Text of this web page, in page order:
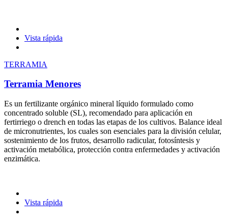
Vista rápida
TERRAMIA
Terramia Menores
Es un fertilizante orgánico mineral líquido formulado como
concentrado soluble (SL), recomendado para aplicación en
fertirriego o drench en todas las etapas de los cultivos. Balance ideal
de micronutrientes, los cuales son esenciales para la división celular,
sostenimiento de los frutos, desarrollo radicular, fotosíntesis y
activación metabólica, protección contra enfermedades y activación
enzimática.
Vista rápida